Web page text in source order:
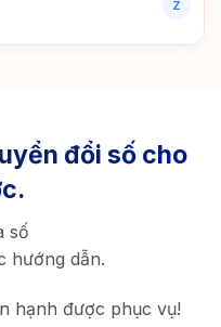
Z
đổi số cho
số
hướng dẫn.
hạnh được phục vụ!